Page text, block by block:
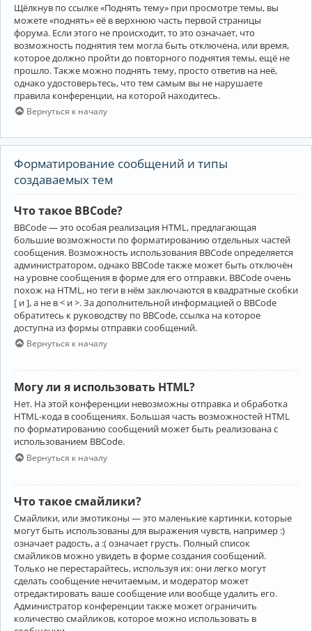
Щёлкнув по ссылке «Поднять тему» при просмотре темы, вы
можете «поднять» её в верхнюю часть первой страницы
форума. Если этого не происходит, то это означает, что
возможность поднятия тем могла быть отключена, или время,
которое должно пройти до повторного поднятия темы, ещё не
прошло. Также можно поднять тему, просто ответив на неё,
однако удостоверьтесь, что тем самым вы не нарушаете
правила конференции, на которой находитесь.
Вернуться к началу
Форматирование сообщений и типы
создаваемых тем
Что такое BBCode?
BBCode — это особая реализация HTML, предлагающая
большие возможности по форматированию отдельных частей
сообщения. Возможность использования BBCode определяется
администратором, однако BBCode также может быть отключён
на уровне сообщения в форме для его отправки. BBCode очень
похож на HTML, но теги в нём заключаются в квадратные скобки
[ и ], а не в < и >. За дополнительной информацией о BBCode
обратитесь к руководству по BBCode, ссылка на которое
доступна из формы отправки сообщений.
Вернуться к началу
Могу ли я использовать HTML?
Нет. На этой конференции невозможны отправка и обработка
HTML-кода в сообщениях. Большая часть возможностей HTML
по форматированию сообщений может быть реализована с
использованием BBCode.
Вернуться к началу
Что такое смайлики?
Смайлики, или эмотиконы — это маленькие картинки, которые
могут быть использованы для выражения чувств, например :)
означает радость, а :( означает грусть. Полный список
смайликов можно увидеть в форме создания сообщений.
Только не перестарайтесь, используя их: они легко могут
сделать сообщение нечитаемым, и модератор может
отредактировать ваше сообщение или вообще удалить его.
Администратор конференции также может ограничить
количество смайликов, которое можно использовать в